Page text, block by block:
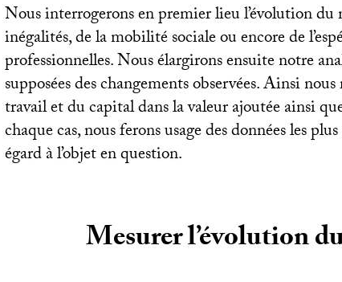
Nous interrogerons en premier lieu l’évolution du
inégalités, de la mobilité sociale ou encore de
professionnelles. Nous élargirons ensuite notre
supposées des changements observées. Ainsi
travail et du capital dans la valeur ajoutée ainsi
chaque cas, nous ferons usage des données les
égard à l’objet en question.
Mesurer l’évolution